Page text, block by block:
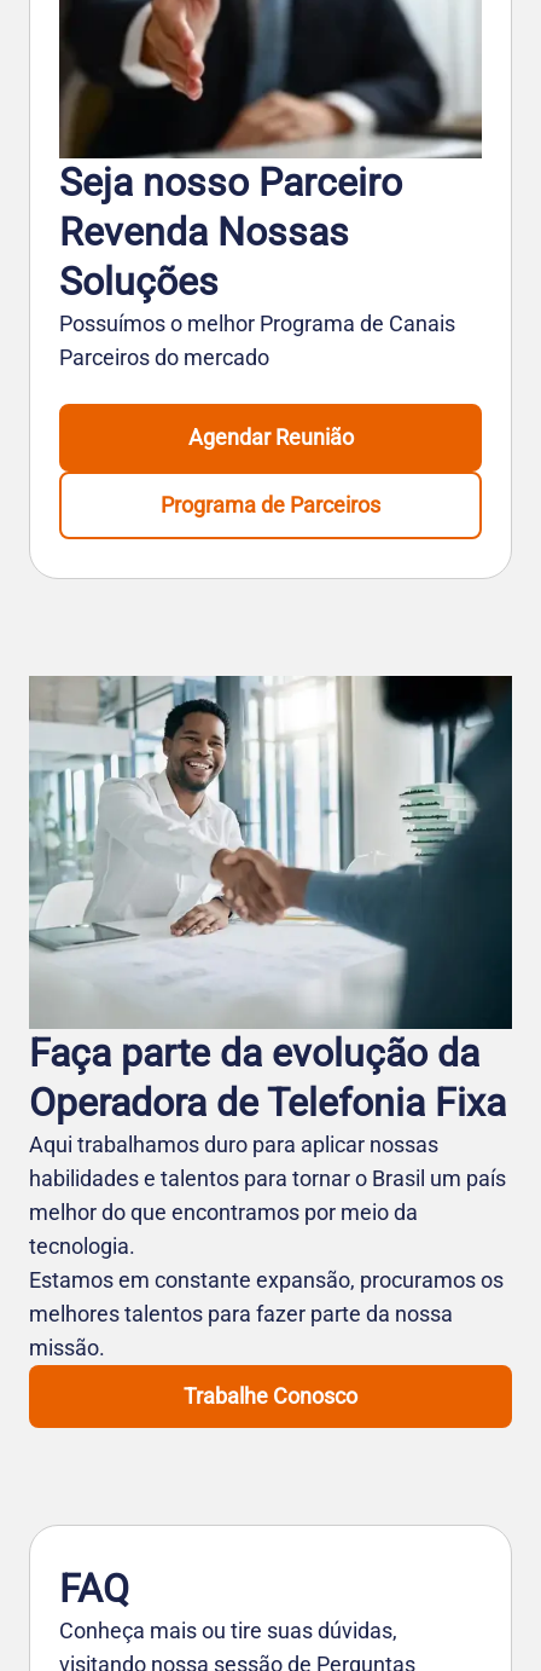
Seja nosso Parceiro
Revenda Nossas
Soluções
Possuímos o melhor Programa de Canais
Parceiros do mercado
Agendar Reunião
Programa de Parceiros
Faça parte da evolução da
Operadora de Telefo nia Fixa
Aqui trabalhamos duro para aplicar nossas
habilidades e talentos para tornar o Brasil um país
melhor do que encontramos por meio da
tecnologia.
Estamos em constante expansão, procuramos os
melhores talentos para fazer parte da nossa
missão.
Trabalhe Conosco
FAQ
Conheça mais ou tire suas dúvidas,
visitando nossa sessão de Perguntas